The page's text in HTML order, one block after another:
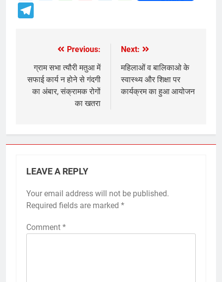
navigation
Previous:
ग्राम सभा त्यौरी मतुआ में
सफाई कार्य न होने से गंदगी
का अंबार, संक्रामक रोगों
का खतरा
Next:
महिलाओं व बालिकाओ के
स्वास्थ्य और शिक्षा पर
कार्यक्रम का हुआ आयोजन
LEAVE A REPLY
Your email address will not be published.
Required fields are marked *
Comment *